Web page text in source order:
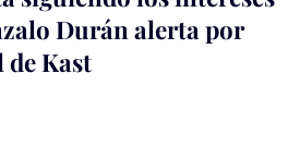
Durán alerta por
Kast